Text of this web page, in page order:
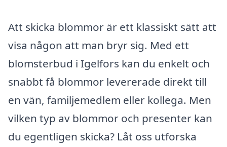
Att skicka blommor är ett klassiskt sätt att
visa någon att man bryr sig. Med ett
blomsterbud i Igelfors kan du enkelt och
snabbt få blommor levererade direkt till
en vän, familjemedlem eller kollega. Men
vilken typ av blommor och presenter kan
du egentligen skicka? Låt oss utforska